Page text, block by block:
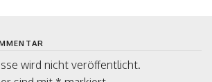
wird nicht veröffentlicht.